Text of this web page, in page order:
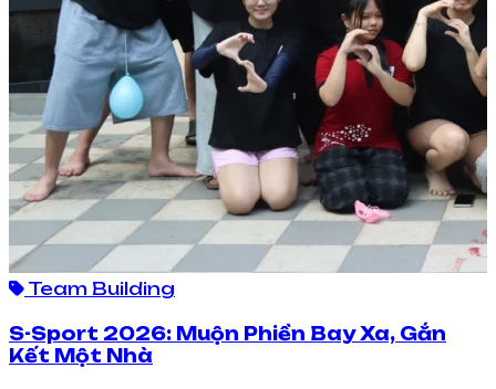
Team Building
S-Sport 2026: Muộn Phiền Bay Xa, Gắn
Kết Một Nhà